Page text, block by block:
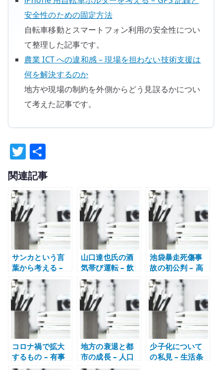
安全性のための固定方法
自転車移動とスマートフォン利用の安全性につい
て整理した記事です。
農業 ICT への違和感 – 現場を担わない技術支援は
何を解決するのか
地方や現場の制約を外側からどう見誤るかについ
て考えた記事です。
T
w
it
te
r
有
関連記事
サンカという言
葉から考える –
地方の記憶、差
別語、生活の境
界
山口達也氏の酒
気帯び運転 – 飲
酒問題と社会復
帰の難しさを考
える
池袋暴走死傷事
故の初公判 – 高
齢運転と責任を
どう考えるか
コロナ禍で拡大
するもの – 有事
に伸びる仕組み
地方の衰退と都
市の成長 – 人口
減少時代の地域
少子化について
の私見 – 生活条